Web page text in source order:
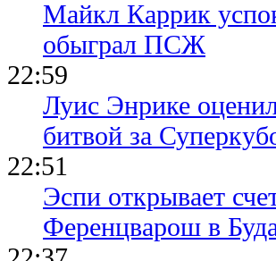
Майкл Каррик
обыграл ПСЖ
22:59
Луис Энрике
битвой за
22:51
Эспи открывает
Ференцварош в